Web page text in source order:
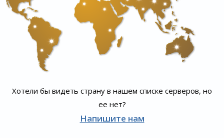
Хотели бы видеть страну в нашем списке серверов, но
ее нет?
Напишите нам